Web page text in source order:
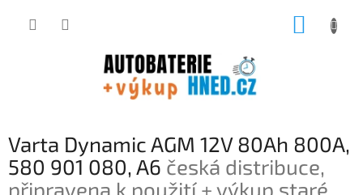
Varta Dynamic AGM 12V 80Ah 800A,
580 901 080, A6 česká distribuce,
připravena k použití + výkup staré